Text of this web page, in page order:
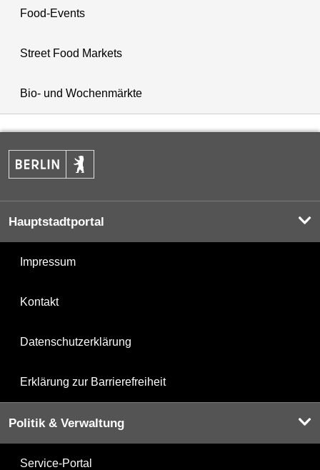
Food-Events
Street Food Markets
Bio- und Wochenmärkte
Hauptstadtportal
Impressum
Kontakt
Datenschutzerklärung
Erklärung zur Barrierefreiheit
Politik & Verwaltung
Service-Portal